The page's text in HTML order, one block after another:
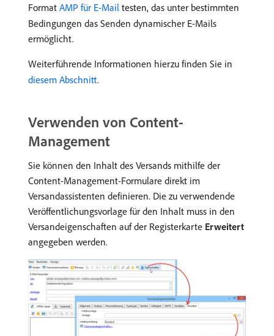
Format AMP für E-Mail testen, das unter bestimmten
Bedingungen das Senden dynamischer E-Mails
ermöglicht.
Weiterführende Informationen hierzu finden Sie in
diesem Abschnitt.
Verwenden von Content-
Management
Sie können den Inhalt des Versands mithilfe der
Content-Management-Formulare direkt im
Versandassistenten definieren. Die zu verwendende
Veröffentlichungsvorlage für den Inhalt muss in den
Versandeigenschaften auf der Registerkarte Erweitert
angegeben werden.